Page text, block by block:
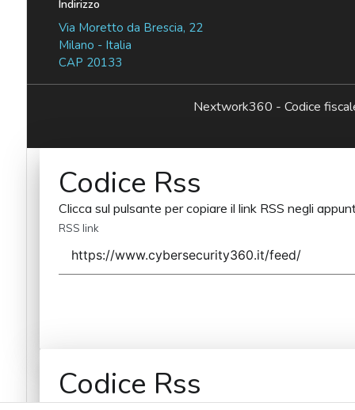
Indirizzo
Via Moretto da Brescia, 22
Milano - Italia
CAP 20133
Nextwork360 - Codice
Codice Rss
Clicca sul pulsante per copiare il link RSS negli
RSS link
Codice Rss